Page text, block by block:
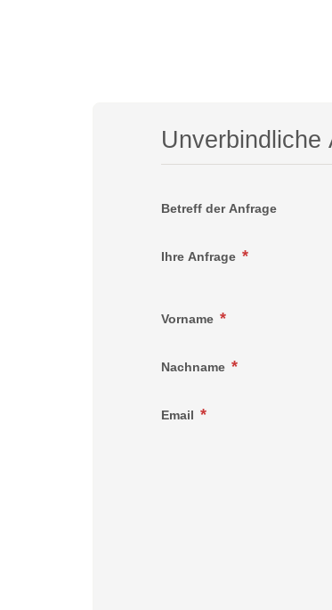
Betreff der Anfrage
Ihre Anfrage
Vorname
Nachname
Email